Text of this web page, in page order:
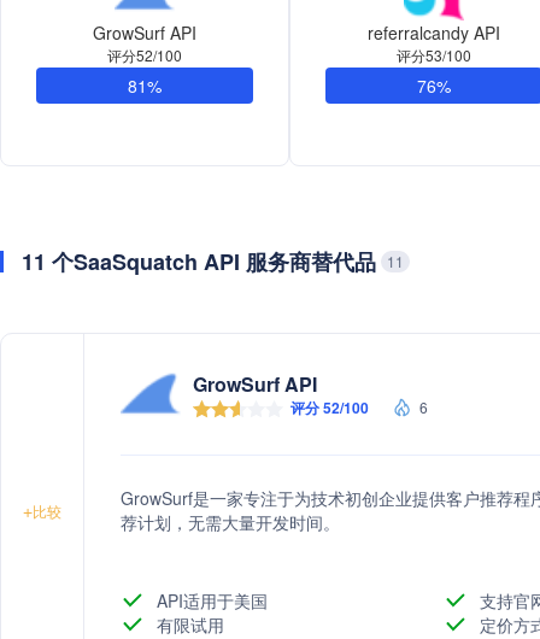
GrowSurf API
评分52/100
81%
referralcandy API
评分53/100
76%
11 个SaaSquatch API 服务商替代品 11
+比较
GrowSurf API
评分 52/100 6
GrowSurf是一家专注于为技术初创企业提供客户推荐
荐计划，无需大量开发时间。
API适用于美国
支持官
有限试用
定价方